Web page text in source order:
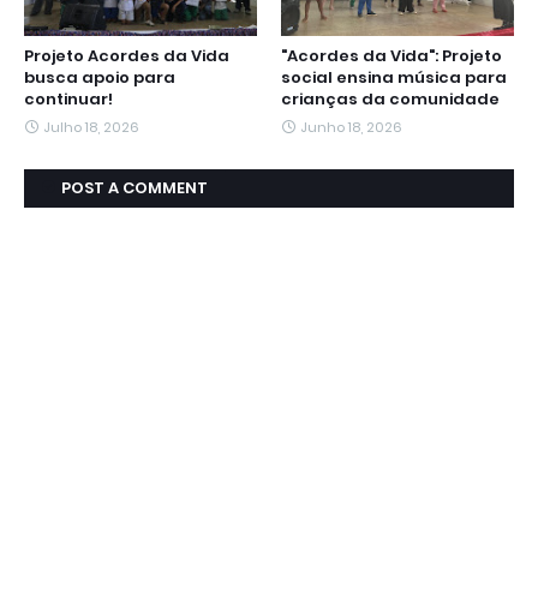
Projeto Acordes da Vida
busca apoio para
continuar!
Julho 18, 2026
"Acordes da Vida": Projeto
social ensina música para
crianças da comunidade
Junho 18, 2026
POST A COMMENT